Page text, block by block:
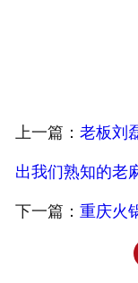
上一篇： 老板刘
出我们熟知的老
下一篇： 重庆火